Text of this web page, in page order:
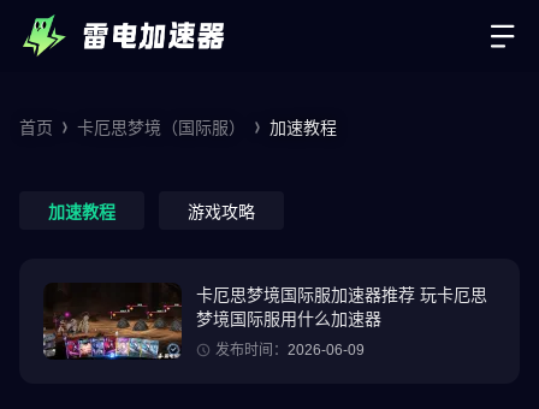
首页 卡厄思梦境（国际服） 加速教程
加速教程 游戏攻略
卡厄思梦境国际服加速器推荐 玩卡厄思
梦境国际服用什么加速器
发布时间： 2026-06-09